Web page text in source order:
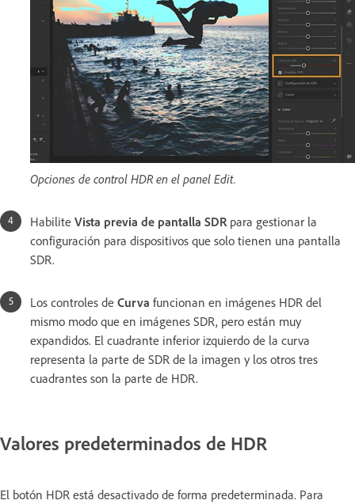
Opciones de control HDR en el panel Edit.
Habilite Vista previa de pantalla SDR para gestionar la
configuración para dispositivos que solo tienen una pantalla
SDR.
Los controles de Curva funcionan en imágenes HDR del
mismo modo que en imágenes SDR, pero están muy
expandidos. El cuadrante inferior izquierdo de la curva
representa la parte de SDR de la imagen y los otros tres
cuadrantes son la parte de HDR.
Valores predeterminados de HDR
El botón HDR está desactivado de forma predeterminada. Para